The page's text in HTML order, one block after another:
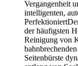
Vergangenheit
intelligenten,
der häufigsten
Reinigung von
Seitenbürste